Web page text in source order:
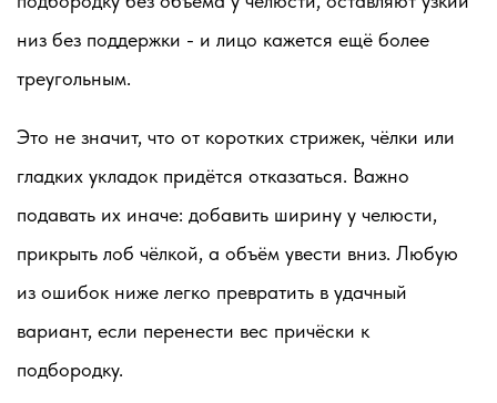
низ без поддержки - и лицо кажется ещё более
треугольным.
Это не значит, что от коротких стрижек, чёлки или
гладких укладок придётся отказаться. Важно
подавать их иначе: добавить ширину у челюсти,
прикрыть лоб чёлкой, а объём увести вниз. Любую
из ошибок ниже легко превратить в удачный
вариант, если перенести вес причёски к
подбородку.